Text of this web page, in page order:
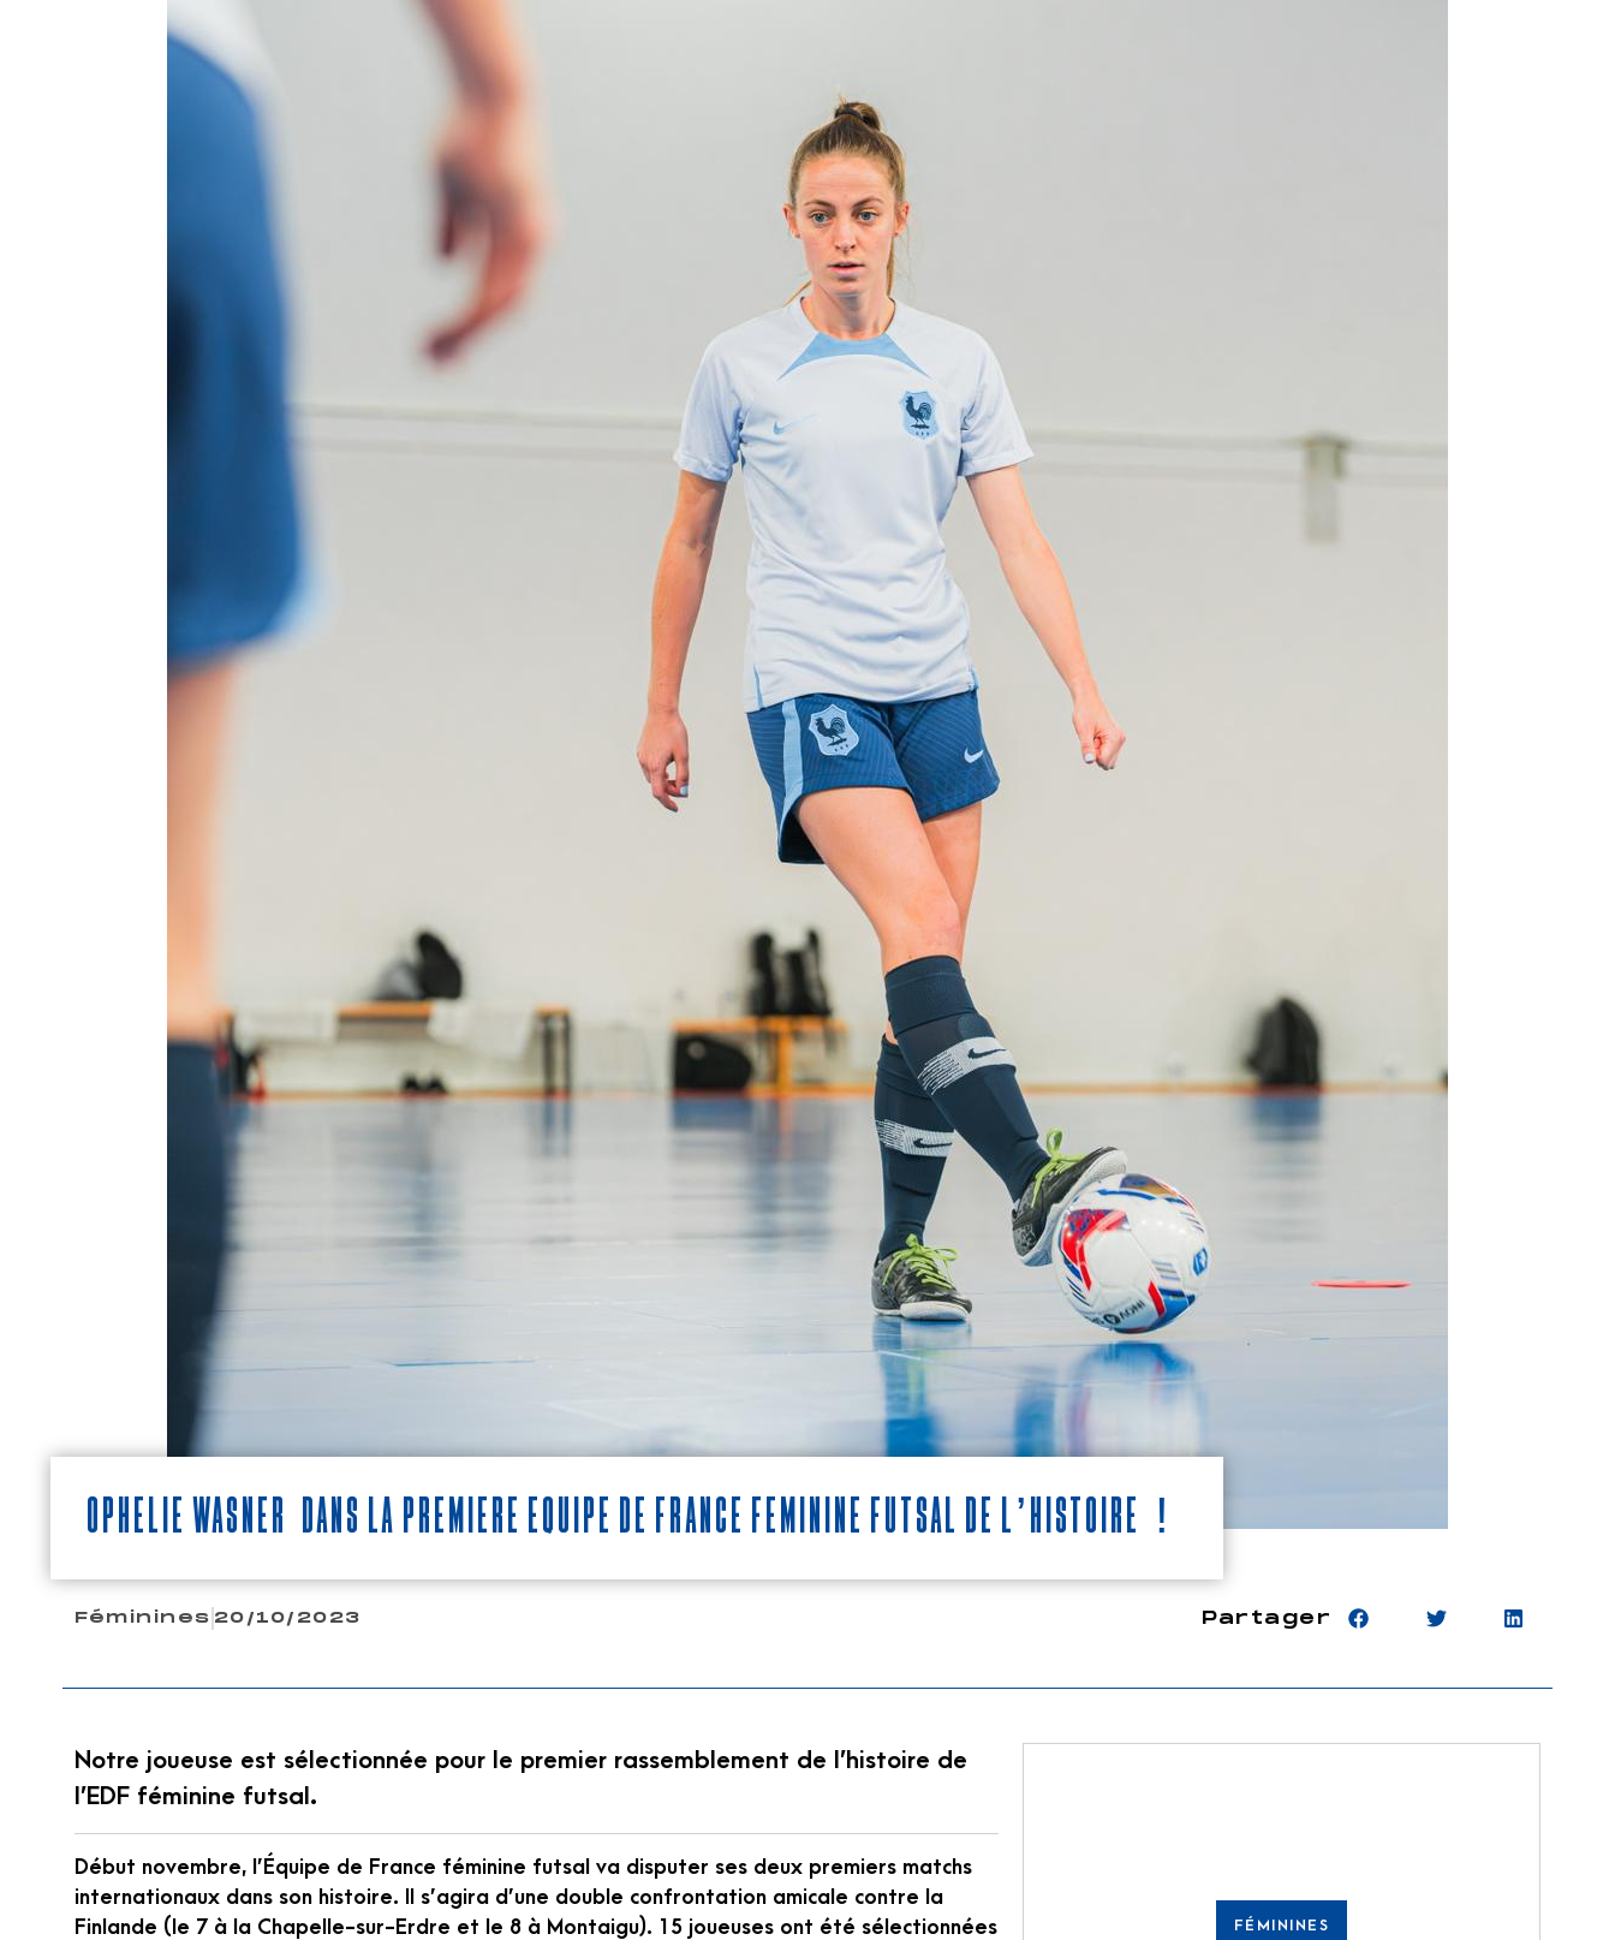
Ophélie Wasner dans la première Équipe de France féminine futsal de l’histoire !
Féminines 20/10/2023 Partager
Notre joueuse est sélectionnée pour le premier rassemblement de l’histoire de
l’EDF féminine futsal.
Début novembre, l’Équipe de France féminine futsal va disputer ses deux premiers matchs
internationaux dans son histoire. Il s’agira d’une double confrontation amicale contre la
Finlande (le 7 à la Chapelle-sur-Erdre et le 8 à Montaigu). 15 joueuses ont été sélectionnées
FÉMININES